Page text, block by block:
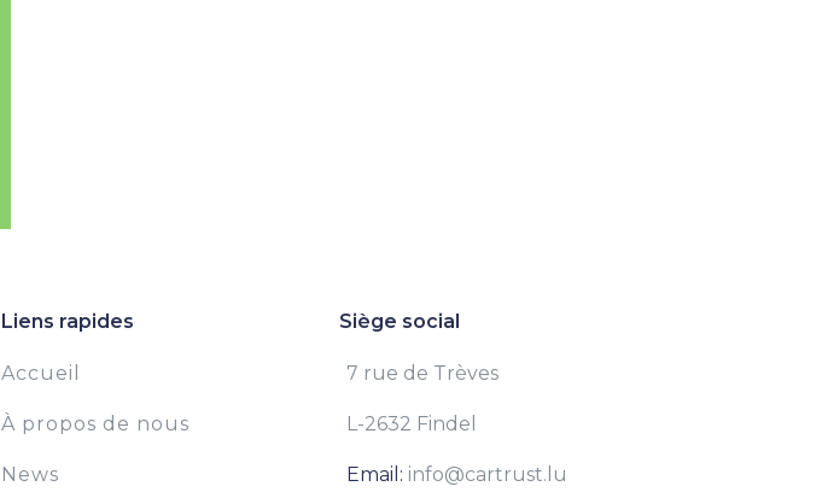
Liens rapides
Accueil
À propos de nous
News
Siège social
7 rue de Trèves
L-2632 Findel
Email: info@cartrust.lu